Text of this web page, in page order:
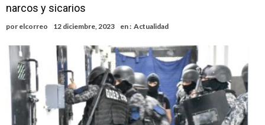
narcos y sicarios
por elcorreo 12 diciembre, 2023 en : Actualidad